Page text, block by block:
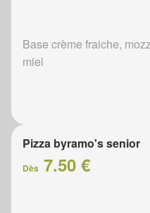
Base crème fraiche,
miel
Pizza byramo's senior
Dès 7.50 €